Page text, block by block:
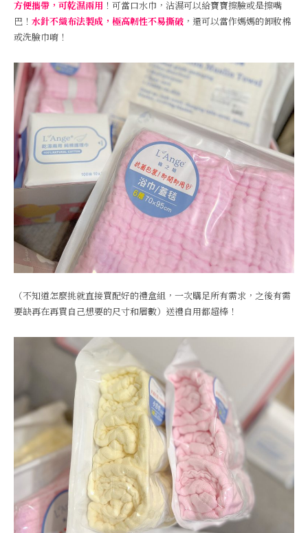
方便攜帶，可乾濕兩用 ！可當口水巾，沾濕可以給寶寶擦臉或是擦嘴
巴！ 水針不織布法製成，極高韌性不易撕破 ，還可以當作媽媽的卸妝棉
或洗臉巾唷！
（不知道怎麼挑就直接買配好的禮盒組，一次購足所有需求，之後有需
要缺再在再買自己想要的尺寸和層數）送禮自用都超棒！